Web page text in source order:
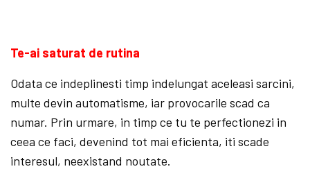
Te-ai saturat de rutina
Odata ce indeplinesti timp indelungat aceleasi sarcini,
multe devin automatisme, iar provocarile scad ca
numar. Prin urmare, in timp ce tu te perfectionezi in
ceea ce faci, devenind tot mai eficienta, iti scade
interesul, neexistand noutate.